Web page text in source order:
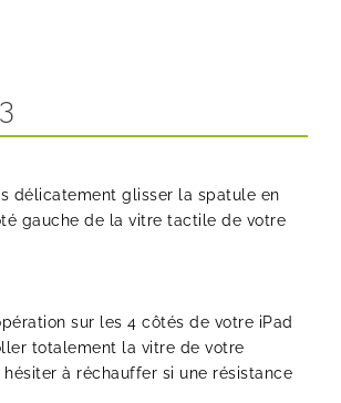
délicatement glisser la spatule en
gauche de la vitre tactile de votre
sur les 4 côtés de votre iPad
totalement la vitre de votre
hésiter à réchauffer si une résistance